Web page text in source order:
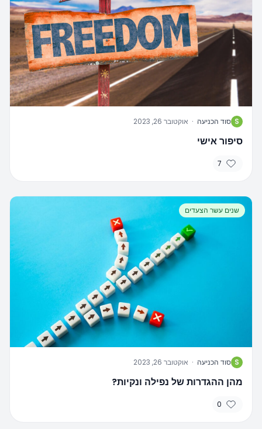
S סוד הכניעה · אוקטובר 26, 2023
סיפור אישי
7
שנים עשר הצעדים
S סוד הכניעה · אוקטובר 26, 2023
מהן ההגדרות של נפילה ונקיות?
0